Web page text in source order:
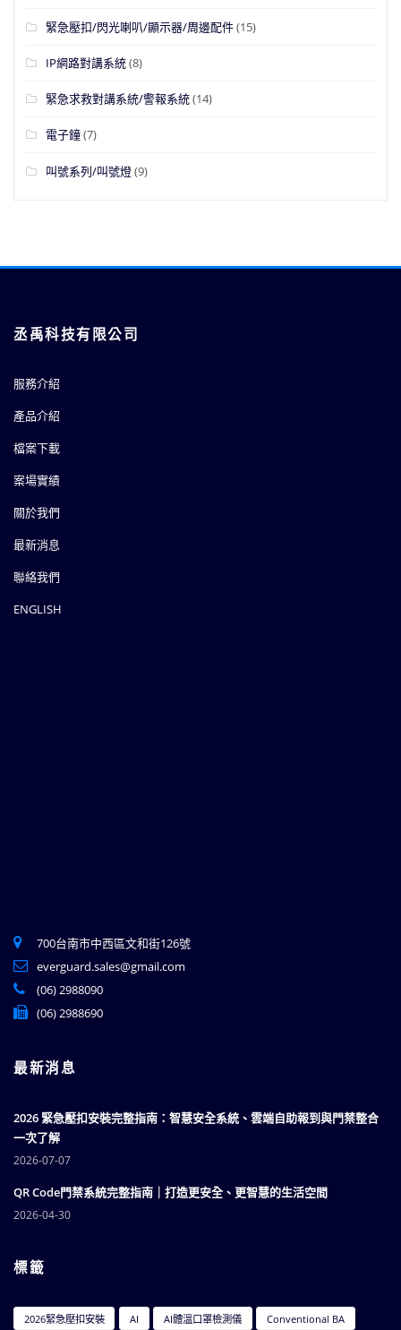
緊急壓扣/閃光喇叭/顯示器/周邊配件(15)
IP網路對講系統(8)
緊急求救對講系統/警報系統(14)
電子鐘(7)
叫號系列/叫號燈(9)
丞禹科技有限公司
服務介紹
產品介紹
檔案下載
案場實績
關於我們
最新消息
聯絡我們
ENGLISH
700台南市中西區文和街126號
everguard.sales@gmail.com
(06) 2988090
(06) 2988690
最新消息
2026 緊急壓扣安裝完整指南：智慧安全系統、雲端自助報到與門禁整合
一次了解
2026-07-07
QR Code門禁系統完整指南｜打造更安全、更智慧的生活空間
2026-04-30
標籤
2026緊急壓扣安裝 AI AI體溫口罩檢測儀 Conventional BA